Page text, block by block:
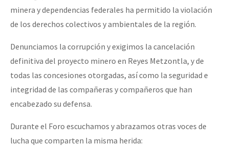
minera y dependencias federales ha permitido la violación
de los derechos colectivos y ambientales de la región.
Denunciamos la corrupción y exigimos la cancelación
definitiva del proyecto minero en Reyes Metzontla, y de
todas las concesiones otorgadas, así como la seguridad e
integridad de las compañeras y compañeros que han
encabezado su defensa.
Durante el Foro escuchamos y abrazamos otras voces de
lucha que comparten la misma herida: